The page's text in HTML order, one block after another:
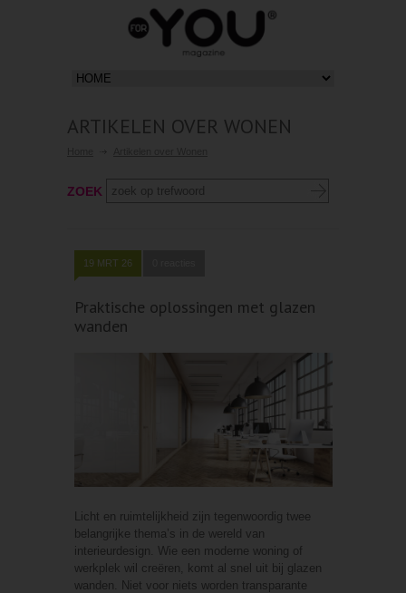
ARTIKELEN OVER WONEN
ZOEK
19 MRT 26
Praktische oplossingen met glazen
wanden
Licht en ruimtelijkheid zijn tegenwoordig twee
belangrijke thema’s in de wereld van
interieurdesign. Wie een moderne woning of
werkplek wil creëren, komt al snel uit bij glazen
wanden. Niet voor niets worden transparante